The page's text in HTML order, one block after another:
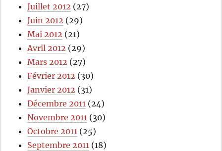
Juillet 2012 (27)
Juin 2012 (29)
Mai 2012 (21)
Avril 2012 (29)
Mars 2012 (27)
Février 2012 (30)
Janvier 2012 (31)
Décembre 2011 (24)
Novembre 2011 (30)
Octobre 2011 (25)
Septembre 2011 (18)